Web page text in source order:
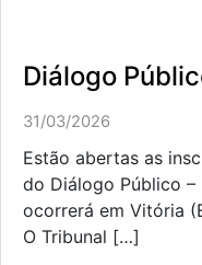
Diálogo
31/03/2026
Estão abertas as
do Diálogo Público –
ocorrerá em Vitória
O Tribunal […]